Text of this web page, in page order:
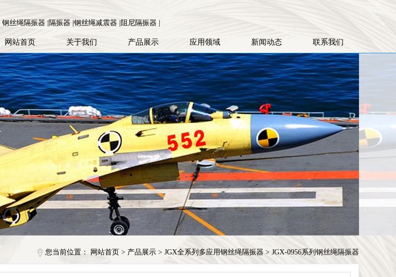
钢丝绳隔振器 |隔振器 |钢丝绳减震器 |阻尼隔振器 |
网站首页 关于我们 产品展示 应用领域 新闻动态 联系我们
您当前位置： 网站首页 > 产品展示 > JGX全系列多应用钢丝绳隔振器 > JGX-0956系列钢丝绳隔振器